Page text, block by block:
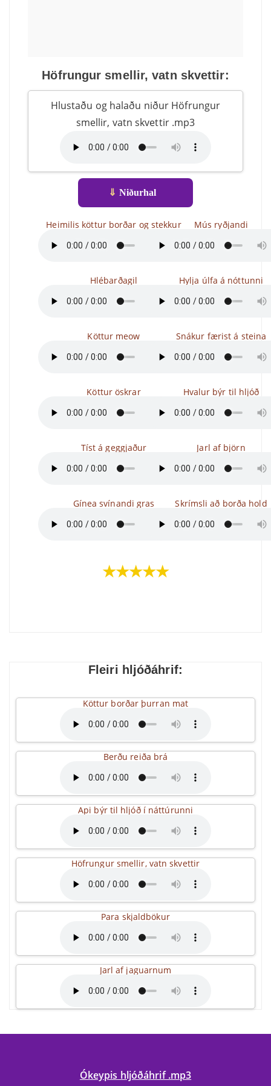
Höfrungur smellir, vatn skvettir:
Hlustaðu og halaðu niður Höfrungur
smellir, vatn skvettir .mp3
⇓ Niðurhal
Heimilis köttur borðar og stekkur
Hlébarðagil
Köttur meow
Köttur öskrar
Tíst á geggjaður
Gínea svínandi gras
Mús ryðjandi
Hylja úlfa á nóttunni
Snákur færist á steina
Hvalur býr til hljóð
Jarl af björn
Skrímsli að borða hold
★★★★★
Fleiri hljóðáhrif:
Köttur borðar þurran mat
Berðu reiða brá
Api býr til hljóð í náttúrunni
Höfrungur smellir, vatn skvettir
Para skjaldbökur
Jarl af jaguarnum
Ókeypis hljóðáhrif .mp3